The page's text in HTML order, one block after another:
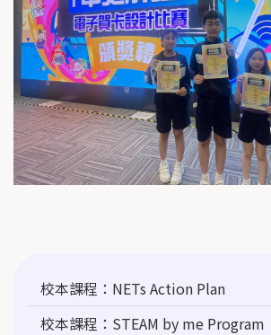
navigation
校本課程：NETs Action Plan
校本課程：STEAM by me Program